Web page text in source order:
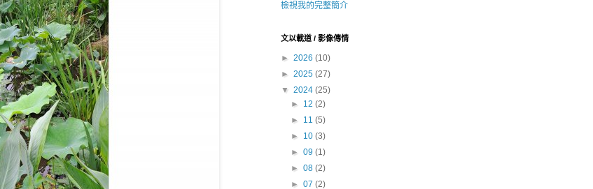
檢視我的完整簡介
文以載道 / 影像傳情
► 2026 (10)
► 2025 (27)
▼ 2024 (25)
► 12(2)
► 11(5)
► 10(3)
►09(1)
►08(2)
►07(2)